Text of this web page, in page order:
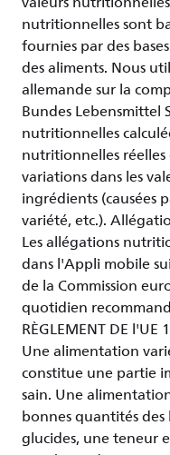
nutritionnelles sont
fournies par des
des aliments. Nous
allemande sur la
Bundes Lebensmittel
nutritionnelles
nutritionnelles
variations dans les
ingrédients (causées
variété, etc.).
Les allégations
dans l'Appli mobile
de la Commission
quotidien
RÈGLEMENT DE l'UE
Une alimentation
constitue une partie
sain. Une
bonnes quantités des
glucides, une teneur